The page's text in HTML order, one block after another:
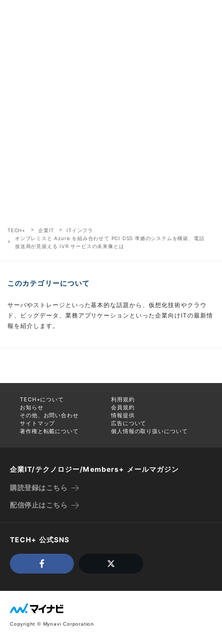
TECH+ 企業IT
ITインフラ
オンプレミスと Azure を組み合わせて PCI DSS 準拠のシステムを構築、電話
放送局が見据える IVR サービスの未来像とは
このカテゴリーについて
サーバやストレージといった基本的な話題から、仮想化技術やクラウ
ド、ビッグデータ、業務アプリケーションといった企業向けITの最新情
報を紹介します。
TECH+について
利用規約
お知らせ
会員規約
その他、お問い合わせ
情報提供
サイトマップ
広告について
著作権と転載について
個人情報の取り扱いについて
企業IT/テクノロジー/Members+ メールマガジン
購読登録はこちら
配信停止はこちら
TECH+ 公式SNS
Copyright © Mynavi Corporation